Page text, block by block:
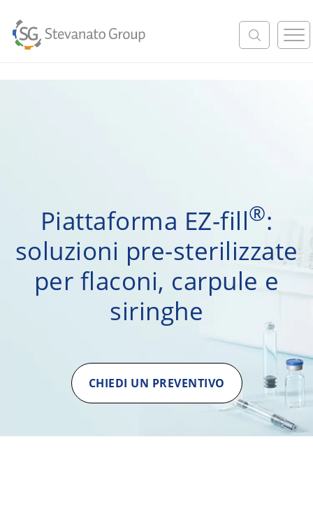
M
e
Piattaforma EZ-fill®:
soluzioni pre-sterilizzate
per flaconi, carpule e
siringhe
CHIEDI UN PREVENTIVO